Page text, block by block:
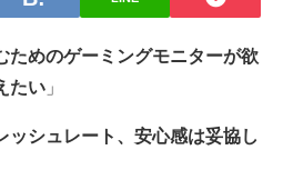
ためのゲーミングモニターが欲
たい 」
ッシュレート、安心感は妥協し